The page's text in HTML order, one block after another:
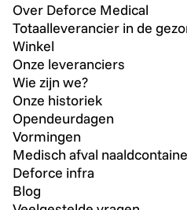
Over Deforce Medical
Totaalleverancier in de
Winkel
Onze leveranciers
Wie zijn we?
Onze historiek
Opendeurdagen
Vormingen
Medisch afval
Deforce infra
Blog